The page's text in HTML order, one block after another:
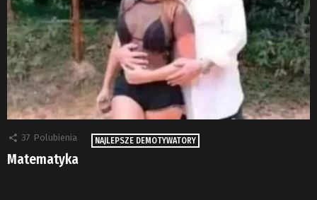
37 Polubienia NAJLEPSZE DEMOTYWATORY
Matematyka